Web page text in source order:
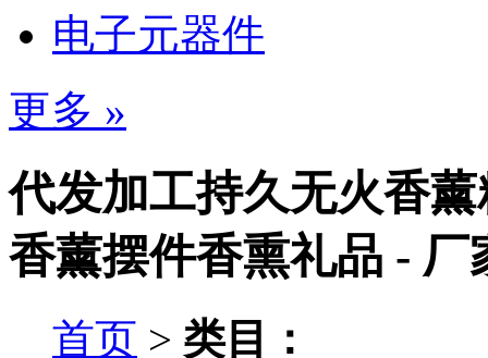
电子元器件
更多 »
代发加工持久无火香
香薰摆件香熏礼品 - 厂
首页 > 类目：